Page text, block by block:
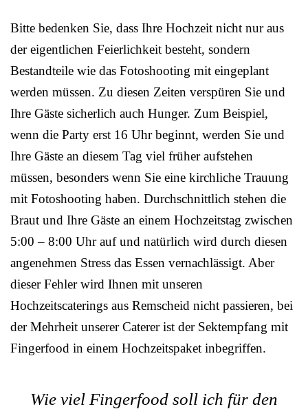
Bitte bedenken Sie, dass Ihre Hochzeit nicht nur aus
der eigentlichen Feierlichkeit besteht, sondern
Bestandteile wie das Fotoshooting mit eingeplant
werden müssen. Zu diesen Zeiten verspüren Sie und
Ihre Gäste sicherlich auch Hunger. Zum Beispiel,
wenn die Party erst 16 Uhr beginnt, werden Sie und
Ihre Gäste an diesem Tag viel früher aufstehen
müssen, besonders wenn Sie eine kirchliche Trauung
mit Fotoshooting haben. Durchschnittlich stehen die
Braut und Ihre Gäste an einem Hochzeitstag zwischen
5:00 – 8:00 Uhr auf und natürlich wird durch diesen
angenehmen Stress das Essen vernachlässigt. Aber
dieser Fehler wird Ihnen mit unseren
Hochzeitscaterings aus Remscheid nicht passieren, bei
der Mehrheit unserer Caterer ist der Sektempfang mit
Fingerfood in einem Hochzeitspaket inbegriffen.
Wie viel Fingerfood soll ich für den